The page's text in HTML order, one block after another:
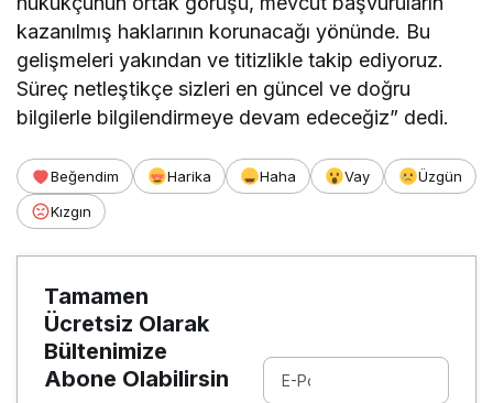
kazanılmış haklarının korunacağı yönünde. Bu
gelişmeleri yakından ve titizlikle takip ediyoruz.
Süreç netleştikçe sizleri en güncel ve doğru
bilgilerle bilgilendirmeye devam edeceğiz” dedi.
Beğendim Harika Haha Vay
Üzgün
Kızgın
Tamamen
Ücretsiz Olarak
Bültenimize
Abone Olabilirsin